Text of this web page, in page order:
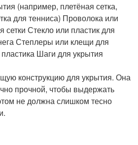
(например, плетёная сетка,
для тенниса) Проволока или
сетки Стекло или пластик для
Степлеры или клещи для
Шаги для укрытия
конструкцию для укрытия. Она
прочной, чтобы выдержать
не должна слишком тесно